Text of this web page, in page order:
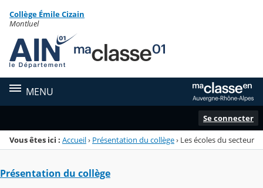
Menu de la rubrique
Contenu
Collège Émile Cizain
Montluel
MENU
Se connecter
Vous êtes ici : Accueil› Présentation du collège› Les écoles du secteur
Présentation du collège